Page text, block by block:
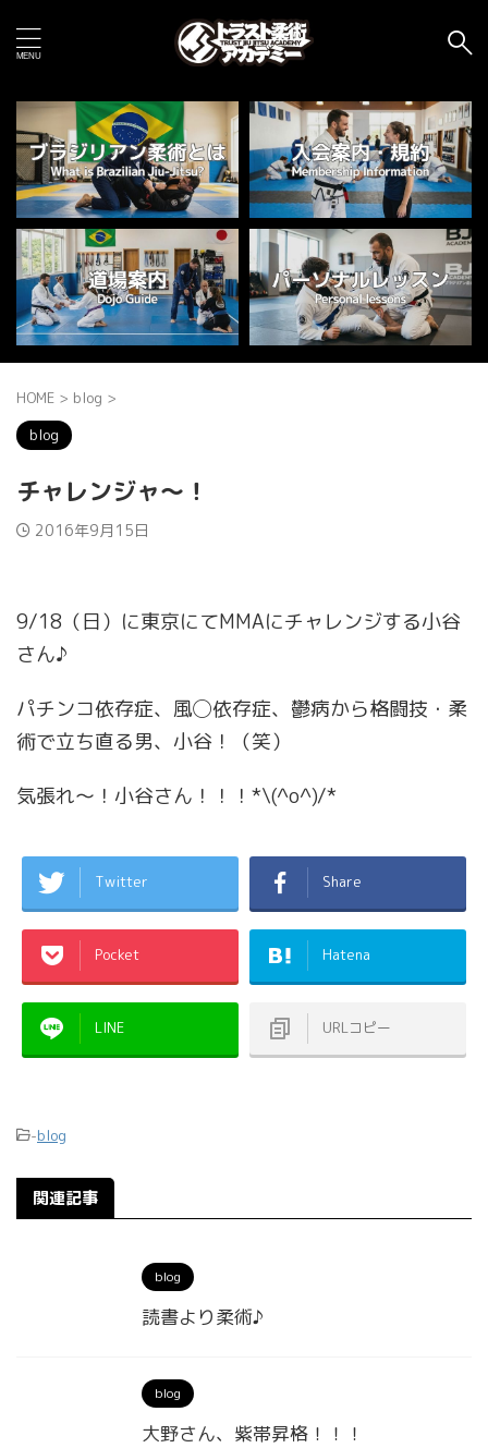
HOME > blog >
blog
チャレンジャ〜！
2016年9月15日
9/18（日）に東京にてMMAにチャレンジする小谷
さん♪
パチンコ依存症、風◯依存症、鬱病から格闘技・柔
術で立ち直る男、小谷！（笑）
気張れ〜！小谷さん！！！*\(^o^)/*
Twitter Share
Pocket Hatena
LINE URLコピー
-blog
関連記事
blog
読書より柔術♪
blog
大野さん、紫帯昇格！！！